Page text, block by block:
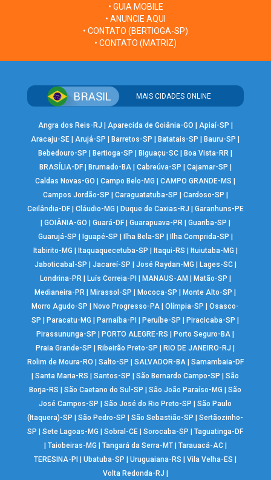
• GUIA MOBILE
• ANUNCIE AQUI
• CONTATO (BERTIOGA-SP)
• CONTATO (MATRIZ)
MAIS CIDADES ONLINE
Angra dos Reis-RJ | Aparecida de Goiânia-GO | Apiaí-SP |
Aracaju-SE | Arujá-SP |Barretos-SP |Batatais-SP |Bauru-SP |
Bebedouro-SP |Bertioga-SP |Biguaçu-SC |Boa Vista-RR |
BRASÍLIA-DF| Brumado-BA| Cabreúva-SP | Cajamar-SP |
Caldas Novas-GO |Campo Belo-MG |CAMPO GRANDE-MS |
Campos Jordão-SP | Caraguatatuba-SP | Cardoso-SP |
Ceilândia-DF| Cláudio-MG | Duque de Caxias-RJ | Garanhuns-PE
| GOIÂNIA-GO | Guará-DF| Guarapuava-PR | Guariba-SP |
Guarujá-SP | Iguapé-SP | Ilha Bela-SP | Ilha Comprida-SP |
Itabirito-MG | Itaquaquecetuba-SP | Itaqui-RS | Ituiutaba-MG |
Jaboticabal-SP | Jacareí-SP | José Raydan-MG | Lages-SC|
Londrina-PR | Luís Correia-PI | MANAUS-AM | Matão-SP |
Medianeira-PR |Mirassol-SP |Mococa-SP |Monte Alto-SP |
Morro Agudo-SP |Novo Progresso-PA |Olímpia-SP |Osasco-
SP |Paracatu-MG |Parnaíba-PI |Peruíbe-SP |Piracicaba-SP |
Pirassununga-SP |PORTO ALEGRE-RS |Porto Seguro-BA |
Praia Grande-SP |Ribeirão Preto-SP |RIO DE JANEIRO-RJ |
Rolim de Moura-RO | Salto-SP | SALVADOR-BA| Samambaia-DF
|Santa Maria-RS |Santos-SP |São Bernardo Campo-SP |São
Borja-RS |São Caetano do Sul-SP |São João Paraíso-MG |São
José Campos-SP |São José do Rio Preto-SP |São Paulo
(Itaquera)-SP |São Pedro-SP |São Sebastião-SP |Sertãozinho-
SP |Sete Lagoas-MG |Sobral-CE |Sorocaba-SP |Taguatinga-DF
| Taiobeiras-MG | Tangará da Serra-MT| Tarauacá-AC|
TERESINA-PI |Ubatuba-SP |Uruguaiana-RS |Vila Velha-ES |
Volta Redonda-RJ |